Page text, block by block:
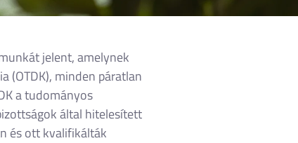
jelent, amelynek
(OTDK), minden páratlan
a tudományos
által hitelesített
és ott kvalifikálták